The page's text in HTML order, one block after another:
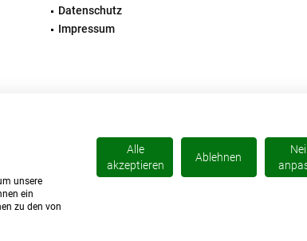
Datenschutz
Impressum
und ggf. Nachnahmegebühren, wenn nicht anders beschrieben
| Ölmühle Fam. Ballaschk
unsere
ein
zu den von
Alle
akzeptieren
Ablehnen